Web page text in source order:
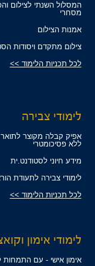
המסלול השנתי לצילום
מסחרי
אמנות הצילום
צילום מתקדם ויסודות
לכל תכניות הלימוד >>
לימודי צבירה
אפיק קבלה מקוצר לתואר
ללא פסיכומטרי
מידע חיוני לסטודנט.ית
לימודי צבירה לתעודת
לכל תכניות הלימוד >>
לימודי אימון
אימון אישי - עם התמחות